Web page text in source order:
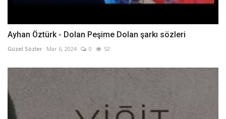
Ayhan Öztürk - Dolan Peşime Dolan şarkı sözleri
Güzel Sözler Mar 6, 2024 0 52